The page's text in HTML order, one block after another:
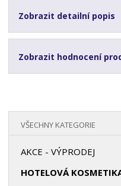
Zobrazit detailní popis
Zobrazit hodnocení
VŠECHNY KATEGORIE
AKCE - VÝPRODEJ
HOTELOVÁ